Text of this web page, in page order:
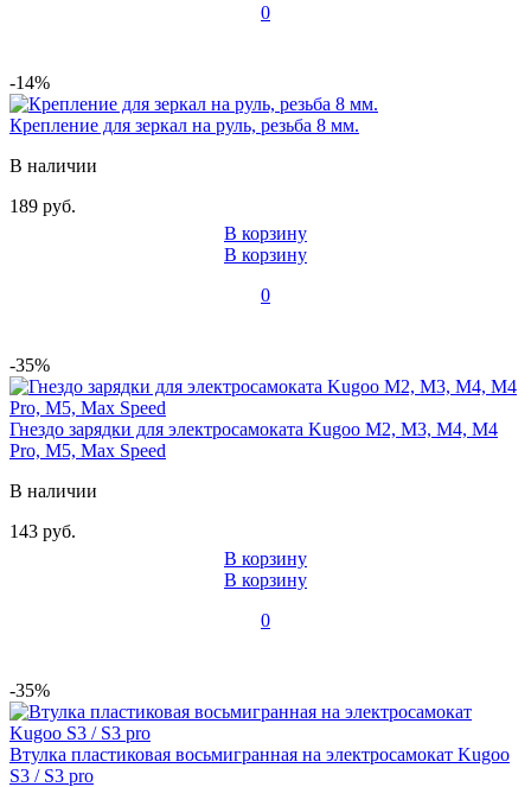
0
-14%
Крепление для зеркал на руль, резьба 8 мм.
В наличии
189 руб.
В корзину
В корзину
0
-35%
Гнездо зарядки для электросамоката Kugoo M2, M3, M4, M4
Pro, M5, Max Speed
В наличии
143 руб.
В корзину
В корзину
0
-35%
Втулка пластиковая восьмигранная на электросамокат Kugoo
S3 / S3 pro